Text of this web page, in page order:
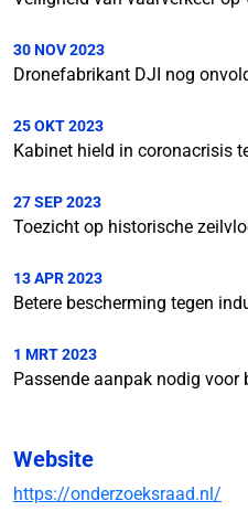
30 NOV 2023
Dronefabrikant DJI nog
25 OKT 2023
Kabinet hield in coronacrisis
27 SEP 2023
Toezicht op historische
13 APR 2023
Betere bescherming tegen
1 MRT 2023
Passende aanpak nodig voor
Website
https://onderzoeksraad.nl/